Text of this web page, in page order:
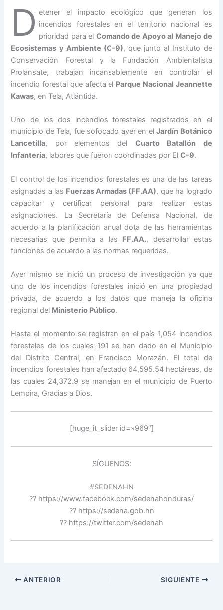
D etener el impacto ecológico que generan los
incendios forestales en el territorio nacional es
prioridad para el Comando de Apoyo al Manejo de
Ecosistemas y Ambiente (C-9), que junto al Instituto de
Conservación Forestal y la Fundación Ambientalista
Prolansate, trabajan incansablemente en controlar el
incendio forestal que afecta el Parque Nacional Jeannette
Kawas, en Tela, Atlántida.
Uno de los dos incendios forestales registrados en el
municipio de Tela, fue sofocado ayer en elJardín Botánico
Lancetilla, por elementos del Cuarto Batallón de
Infantería, labores que fueron coordinadas por ElC-9.
El control de los incendios forestales es una de las tareas
asignadas a las Fuerzas Armadas (FF.AA), que ha logrado
capacitar y certificar personal para realizar estas
asignaciones. La Secretaría de Defensa Nacional, de
acuerdo a la planificación anual dota de las herramientas
necesarias que permita a las FF.AA., desarrollar estas
funciones de acuerdo a las normas requeridas.
Ayer mismo se inició un proceso de investigación ya que
uno de los incendios forestales inició en una propiedad
privada, de acuerdo a los datos que maneja la oficina
regional del Ministerio Público.
Hasta el momento se registran en el país 1,054 incendios
forestales de los cuales 191 se han dado en el Municipio
del Distrito Central, en Francisco Morazán. El total de
incendios forestales han afectado 64,595.54 hectáreas, de
las cuales 24,372.9 se manejan en el municipio de Puerto
Lempira, Gracias a Dios.
[huge_it_slider id=»969″]
SÍGUENOS:
#SEDENAHN
?? https://www.facebook.com/sedenahonduras/
?? https://sedena.gob.hn
?? https://twitter.com/sedenah
ANTERIOR SIGUIENTE